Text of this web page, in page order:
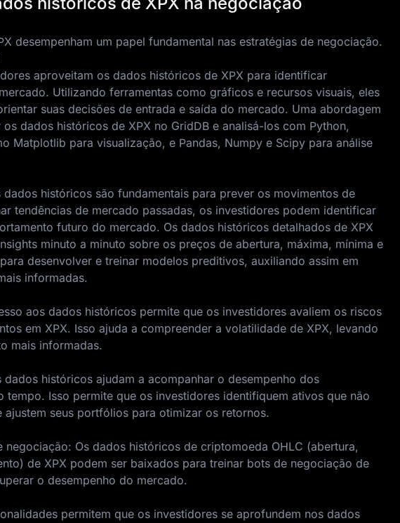
desempenham um papel fundamental nas estratégias de negociação.
aproveitam os dados históricos de XPX para identificar
Utilizando ferramentas como gráficos e recursos visuais, eles
suas decisões de entrada e saída do mercado. Uma abordagem
dados históricos de XPX no GridDB e analisá-los com Python,
Matplotlib para visualização, e Pandas, Numpy e Scipy para análise
dados históricos são fundamentais para prever os movimentos de
tendências de mercado passadas, os investidores podem identificar
futuro do mercado. Os dados históricos detalhados de XPX
minuto a minuto sobre os preços de abertura, máxima, mínima e
desenvolver e treinar modelos preditivos, auxiliando assim em
informadas.
aos dados históricos permite que os investidores avaliem os riscos
em XPX. Isso ajuda a compreender a volatilidade de XPX, levando
mais informadas.
históricos ajudam a acompanhar o desempenho dos
tempo. Isso permite que os investidores identifiquem ativos que não
ajustem seus portfólios para otimizar os retornos.
negociação: Os dados históricos de criptomoeda OHLC (abertura,
de XPX podem ser baixados para treinar bots de negociação de
o desempenho do mercado.
permitem que os investidores se aprofundem nos dados